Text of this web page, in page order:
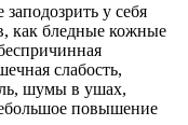
у себя
как бледные кожные
слабость,
шумы в ушах,
повышение